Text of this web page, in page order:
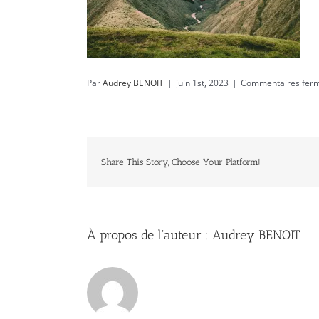
ParAudrey BENOIT | juin 1st, 2023 | Commentaires
Share This Story, Choose Your Platform!
À propos de l'auteur : Audrey BENOIT